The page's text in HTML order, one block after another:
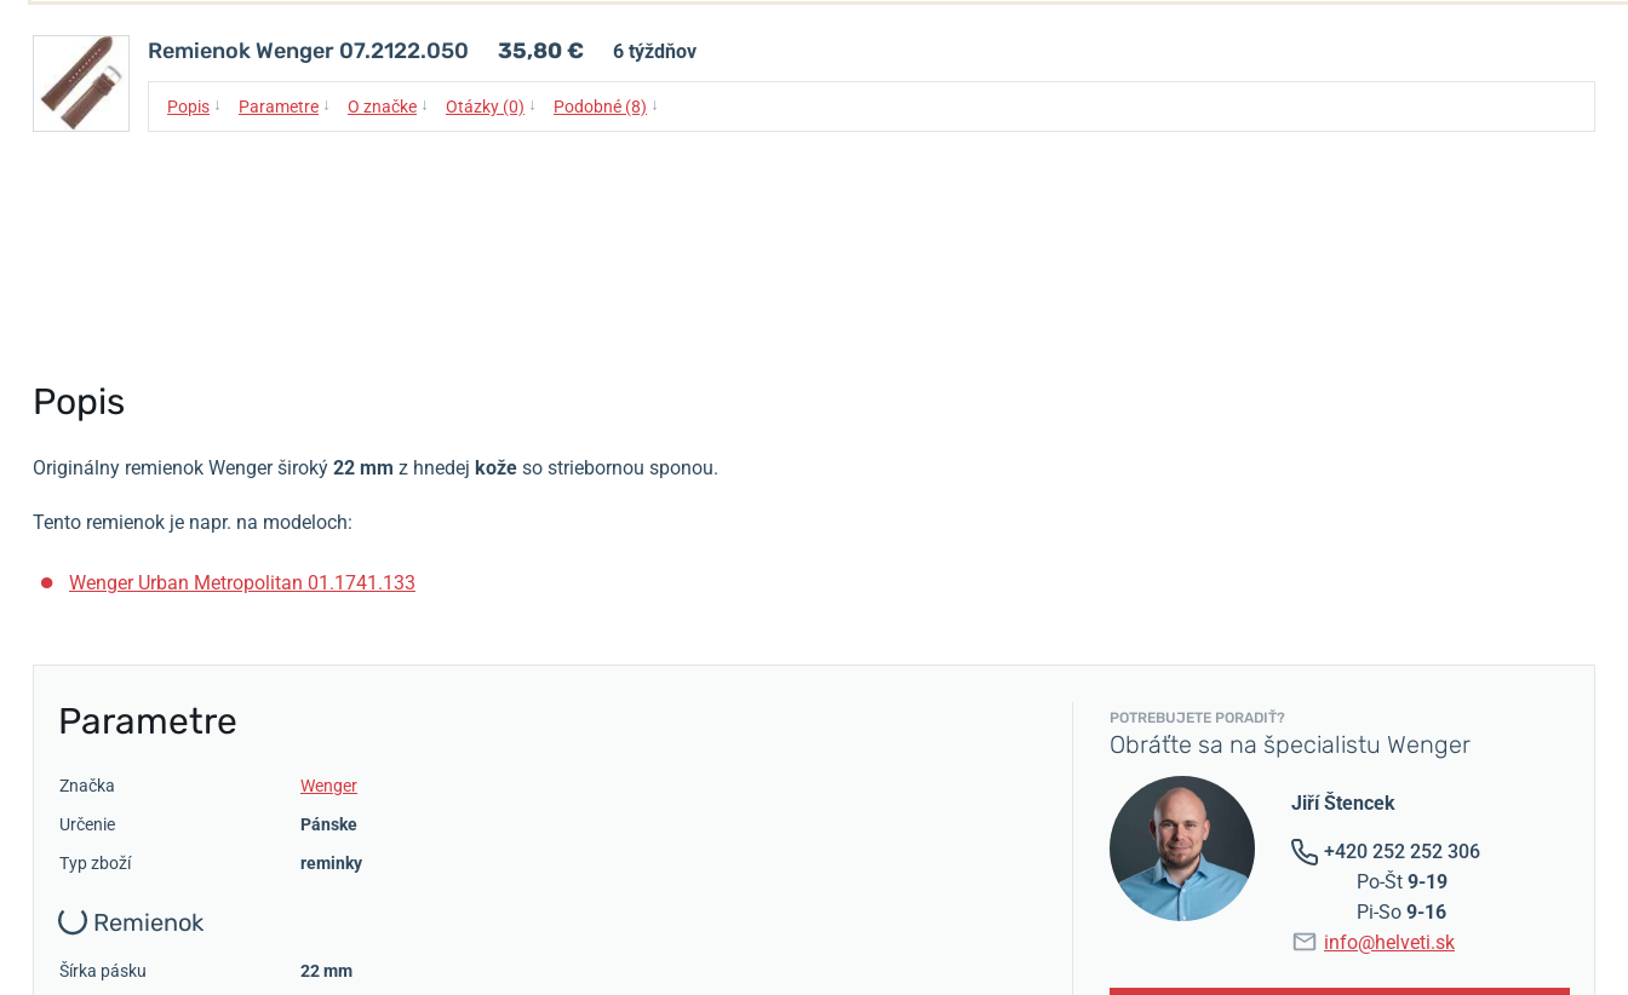
Remienok Wenger 07.2122.050 35,80 € 6 týždňov
Popis ↓ Parametre ↓ O značke ↓ Otázky (0) ↓ Podobné (8) ↓
Popis
Originálny remienok Wenger široký 22 mm z hnedej kože so striebornou sponou.
Tento remienok je napr. na modeloch:
Wenger Urban Metropolitan 01.1741.133
Parametre
Značka
Wenger
Určenie
Pánske
Typ zboží
reminky
Remienok
Šírka pásku
22 mm
POTREBUJETE PORADIŤ?
Obráťte sa na špecialistu Wenger
Jiří Štencek
+420 252 252 306
Po-Št 9-19
Pi-So 9-16
info@helveti.sk